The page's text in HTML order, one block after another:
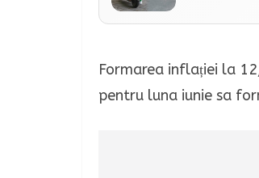
Formarea inflației la
pentru luna iunie sa